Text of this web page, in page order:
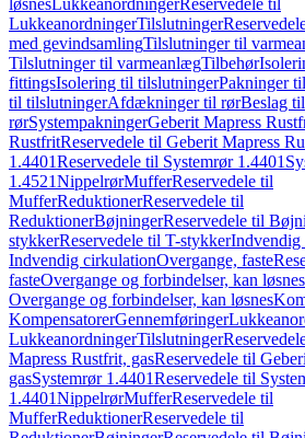
løsnesLukkeanordningerReservedele til
LukkeanordningerTilslutninger
med gevindsamlingTilslutninger til
Tilslutninger til varmeanlægTilbehør
fittingsIsolering til tilslutningerPakninger
til tilslutningerAfdækninger til rørBeslag til
rørSystempakningerGeberit Mapress
RustfritReservedele til Geberit Mapress
1.4401Reservedele til Systemrør 1.4401
1.4521NippelrørMufferReservedele til
MufferReduktionerReservedele til
ReduktionerBøjningerReservedele til
stykkerReservedele til T-stykkerIndvendig
Indvendig cirkulationOvergange, faste
fasteOvergange og forbindelser, kan løsnes
Overgange og forbindelser, kan løsnes
KompensatorerGennemføringer
LukkeanordningerTilslutninger
Mapress Rustfrit, gasReservedele til
gasSystemrør 1.4401Reservedele til
1.4401NippelrørMufferReservedele til
MufferReduktionerReservedele til